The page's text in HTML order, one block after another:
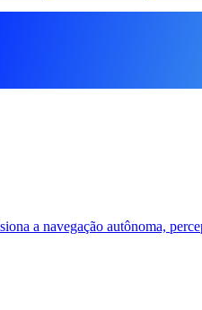
a navegação autônoma,